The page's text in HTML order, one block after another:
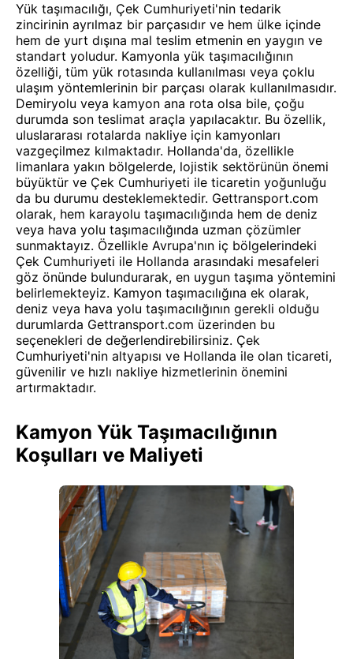
Yük taşımacılığı, Çek Cumhuriyeti'nin tedarik
zincirinin ayrılmaz bir parçasıdır ve hem ülke içinde
hem de yurt dışına mal teslim etmenin en yaygın ve
standart yoludur. Kamyonla yük taşımacılığının
özelliği, tüm yük rotasında kullanılması veya çoklu
ulaşım yöntemlerinin bir parçası olarak kullanılmasıdır.
Demiryolu veya kamyon ana rota olsa bile, çoğu
durumda son teslimat araçla yapılacaktır. Bu özellik,
uluslararası rotalarda nakliye için kamyonları
vazgeçilmez kılmaktadır. Hollanda'da, özellikle
limanlara yakın bölgelerde, lojistik sektörünün önemi
büyüktür ve Çek Cumhuriyeti ile ticaretin yoğunluğu
da bu durumu desteklemektedir. Gettransport.com
olarak, hem karayolu taşımacılığında hem de deniz
veya hava yolu taşımacılığında uzman çözümler
sunmaktayız. Özellikle Avrupa'nın iç bölgelerindeki
Çek Cumhuriyeti ile Hollanda arasındaki mesafeleri
göz önünde bulundurarak, en uygun taşıma yöntemini
belirlemekteyiz. Kamyon taşımacılığına ek olarak,
deniz veya hava yolu taşımacılığının gerekli olduğu
durumlarda Gettransport.com üzerinden bu
seçenekleri de değerlendirebilirsiniz. Çek
Cumhuriyeti'nin altyapısı ve Hollanda ile olan ticareti,
güvenilir ve hızlı nakliye hizmetlerinin önemini
artırmaktadır.
Kamyon Yük Taşımacılığının
Koşulları ve Maliyeti